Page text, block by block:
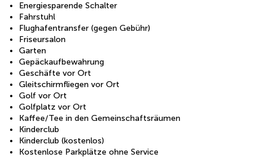
Energiesparende Schalter
Fahrstuhl
Flughafentransfer (gegen Gebühr)
Friseursalon
Garten
Gepäckaufbewahrung
Geschäfte vor Ort
Gleitschirmfliegen vor Ort
Golf vor Ort
Golfplatz vor Ort
Kaffee/Tee in den Gemeinschaftsräumen
Kinderclub
Kinderclub (kostenlos)
Kostenlose Parkplätze ohne Service